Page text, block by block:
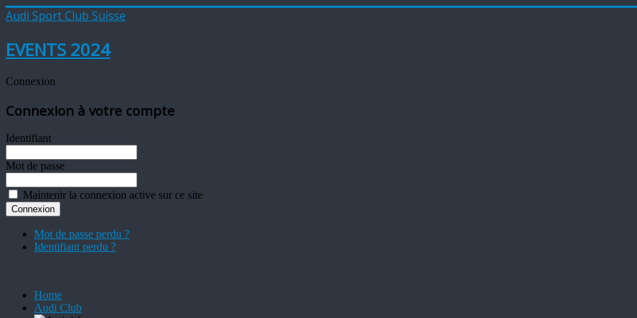
Audi Sport Club Suisse
EVENTS 2024
Connexion
Connexion à votre compte
Identifiant
Mot de passe
Maintenir la connexion active sur ce site
Mot de passe perdu ?
Identifiant perdu ?
Home
Audi Club